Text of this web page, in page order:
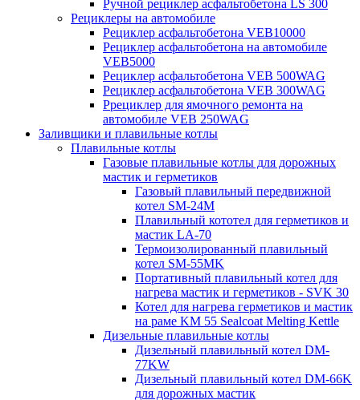
Ручной рециклер асфальтобетона LS 300
Рециклеры на автомобиле
Рециклер асфальтобетона VEB10000
Рециклер асфальтобетона на автомобиле
VEB5000
Рециклер асфальтобетона VEB 500WAG
Рециклер асфальтобетона VEB 300WAG
Ррециклер для ямочного ремонта на
автомобиле VEB 250WAG
Заливщики и плавильные котлы
Плавильные котлы
Газовые плавильные котлы для дорожных
мастик и герметиков
Газовый плавильный передвижной
котел SM-24M
Плавильный кототел для герметиков и
мастик LA-70
Термоизолированный плавильный
котел SM-55MK
Портативный плавильный котел для
нагрева мастик и герметиков - SVK 30
Котел для нагрева герметиков и мастик
на раме KM 55 Sealcoat Melting Kettle
Дизельные плавильные котлы
Дизельный плавильный котел DM-
77KW
Дизельный плавильный котел DM-66K
для дорожных мастик